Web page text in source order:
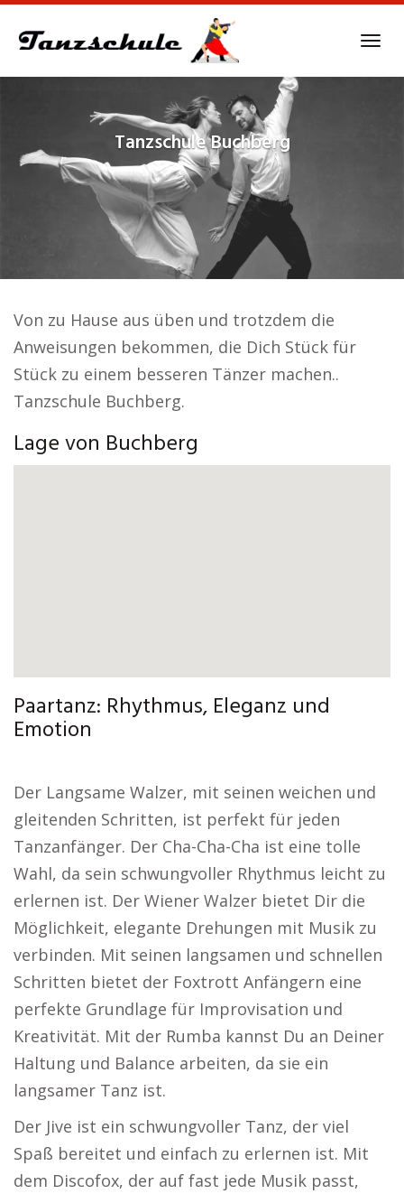
TanzschuleBuchberg
Von zu Hause aus üben und trotzdem die
Anweisungen bekommen, die Dich Stück für
Stück zu einem besseren Tänzer machen..
Tanzschule Buchberg.
Lage von Buchberg
Paartanz: Rhythmus, Eleganz und
Emotion
Der Langsame Walzer, mit seinen weichen und
gleitenden Schritten, ist perfekt für jeden
Tanzanfänger. Der Cha-Cha-Cha ist eine tolle
Wahl, da sein schwungvoller Rhythmus leicht zu
erlernen ist. Der Wiener Walzer bietet Dir die
Möglichkeit, elegante Drehungen mit Musik zu
verbinden. Mit seinen langsamen und schnellen
Schritten bietet der Foxtrott Anfängern eine
perfekte Grundlage für Improvisation und
Kreativität. Mit der Rumba kannst Du an Deiner
Haltung und Balance arbeiten, da sie ein
langsamer Tanz ist.
Der Jive ist ein schwungvoller Tanz, der viel
Spaß bereitet und einfach zu erlernen ist. Mit
dem Discofox, der auf fast jede Musik passt,